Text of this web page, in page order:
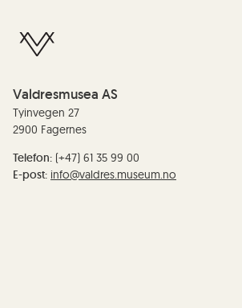
Valdresmusea AS
Tyinvegen 27
2900 Fagernes
Telefon: (+47) 61 35 99 00
E-post: info@valdres.museum.no